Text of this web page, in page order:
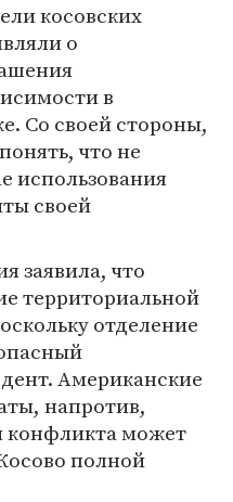
косовских
о
в
Со своей стороны,
что не
использования
своей
заявила, что
территориальной
отделение
Американские
напротив,
конфликта может
полной